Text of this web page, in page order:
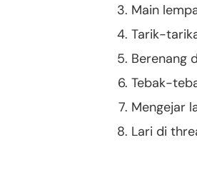
Main
Tarik-
Berenang
Tebak-
Mengejar
Lari di